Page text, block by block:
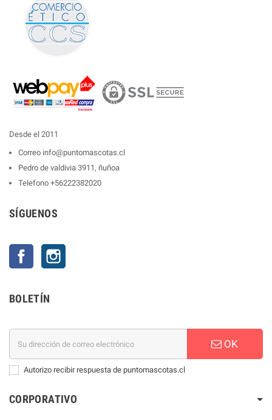
Desde el 2011
Correo info@puntomascotas.cl
Pedro de valdivia 3911, ñuñoa
Telefono +56222382020
SÍGUENOS
Facebook
BOLETÍN
OK
Autorizo recibir respuesta de puntomascotas.cl
CORPORATIVO